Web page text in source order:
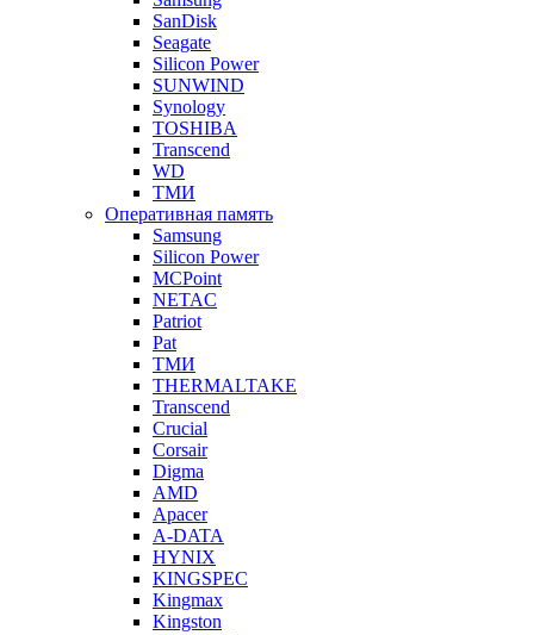
SanDisk
Seagate
Silicon Power
SUNWIND
Synology
TOSHIBA
Transcend
WD
ТМИ
Оперативная память
Samsung
Silicon Power
MCPoint
NETAC
Patriot
Pat
ТМИ
THERMALTAKE
Transcend
Crucial
Corsair
Digma
AMD
Apacer
A-DATA
HYNIX
KINGSPEC
Kingmax
Kingston